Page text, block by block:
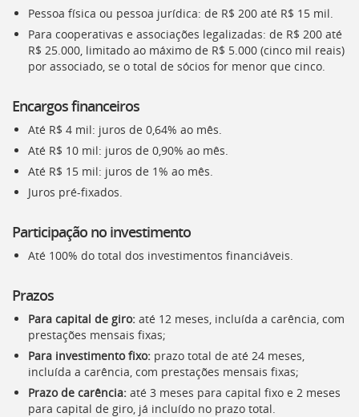
Portal
de
Serviços
[]
para
lista
de
secretarias
Ir
a
página
de
[]
para
a
listagem
de
notícias
[]
Pessoa física ou pessoa jurídica: de R$ 200 até R$ 15 mil.
Para cooperativas e associações legalizadas: de R$ 200 até
R$ 25.000, limitado ao máximo de R$ 5.000 (cinco mil reais)
por associado, se o total de sócios for menor que cinco.
Encargos financeiros
Até R$ 4 mil: juros de 0,64% ao mês.
Até R$ 10 mil: juros de 0,90% ao mês.
Até R$ 15 mil: juros de 1% ao mês.
Juros pré-fixados.
Participação no investimento
Até 100% do total dos investimentos financiáveis.
Prazos
Para capital de giro: até 12 meses, incluída a carência, com
prestações mensais fixas;
Para investimento fixo: prazo total de até 24 meses,
incluída a carência, com prestações mensais fixas;
Prazo de carência: até 3 meses para capital fixo e 2 meses
para capital de giro, já incluído no prazo total.